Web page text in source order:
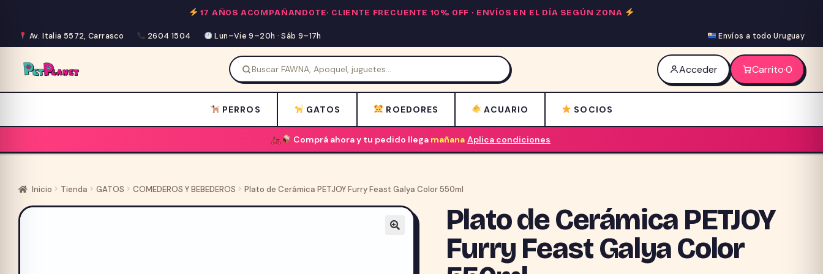
contenido
17 AÑOS ACOMPAÑANDOTE· CLIENTE FRECUENTE 10% OFF · ENVÍOS EN EL DÍA SEGÚN ZONA
Av. Italia 5572, Carrasco 2604 1504 Lun–Vie 9–20h · Sáb 9–17h Envíos a todo Uruguay
Acceder Carrito·0
PERROS GATOS ROEDORES ACUARIO SOCIOS
Comprá ahora y tu pedido llega mañana Aplica condiciones
Inicio Tienda GATOS COMEDEROS Y BEBEDEROS Plato de Cerámica PETJOY Furry Feast Galya Color 550ml
Plato de Cerámica PETJOY
Furry Feast Galya Color